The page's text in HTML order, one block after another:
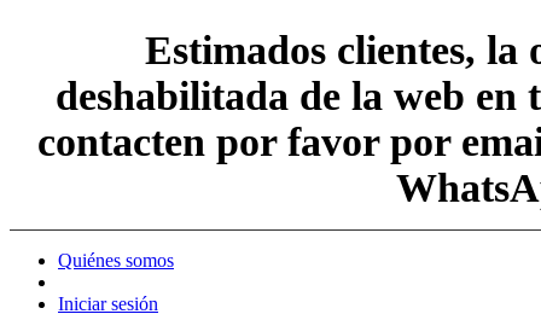
Estimados clientes, la
deshabilitada de la web en
contacten por favor por
Quiénes somos
Iniciar sesión